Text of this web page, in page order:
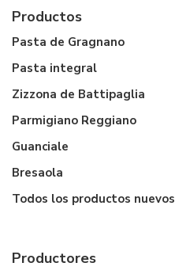
Productos
Pasta de Gragnano
Pasta integral
Zizzona de Battipaglia
Parmigiano Reggiano
Guanciale
Bresaola
Todos los productos nuevos
Productores